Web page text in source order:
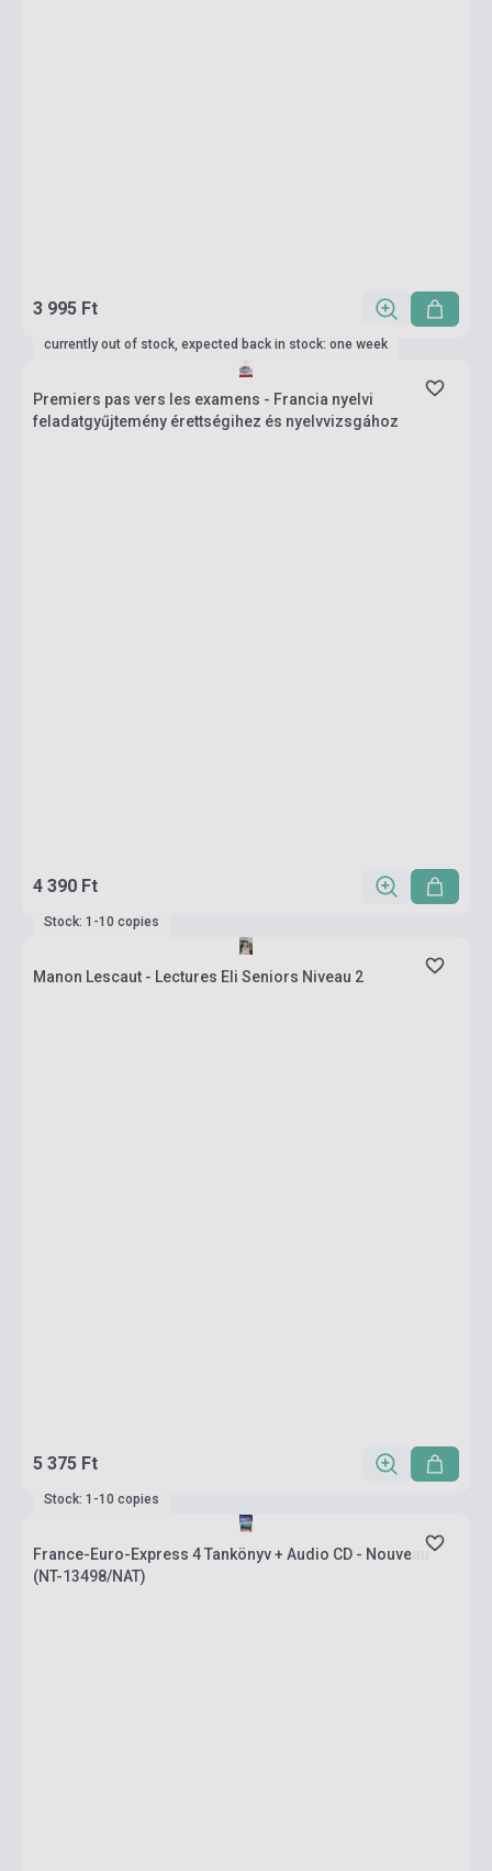
3 995 Ft
currently out of stock, expected back in stock: one week
Premiers pas vers les examens - Francia nyelvi
feladatgyűjtemény érettségihez és nyelvvizsgához
4 390 Ft
Stock: 1-10 copies
Manon Lescaut - Lectures Eli Seniors Niveau 2
5 375 Ft
Stock: 1-10 copies
France-Euro-Express 4 Tankönyv + Audio CD - Nouveau
(NT-13498/NAT)